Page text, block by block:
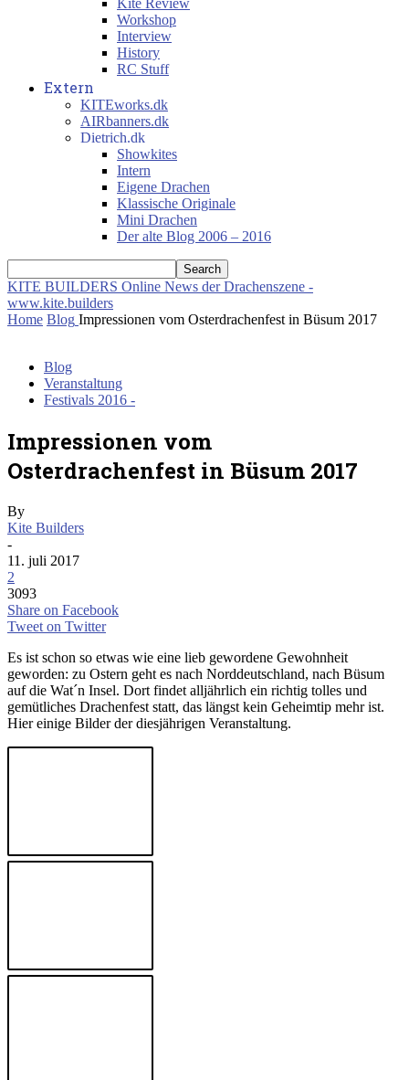
Kite Review
Workshop
Interview
History
RC Stuff
Extern
KITEworks.dk
AIRbanners.dk
Dietrich.dk
Showkites
Intern
Eigene Drachen
Klassische Originale
Mini Drachen
Der alte Blog 2006 – 2016
KITE BUILDERS Online News der Drachenszene -
www.kite.builders
Home Blog Impressionen vom Osterdrachenfest in Büsum 2017
Blog
Veranstaltung
Festivals 2016 -
Impressionen vom
Osterdrachenfest in Büsum 2017
By
Kite Builders
-
11. juli 2017
2
3093
Share on Facebook
Tweet on Twitter
Es ist schon so etwas wie eine lieb gewordene Gewohnheit
geworden: zu Ostern geht es nach Norddeutschland, nach Büsum
auf die Wat´n Insel. Dort findet alljährlich ein richtig tolles und
gemütliches Drachenfest statt, das längst kein Geheimtip mehr ist.
Hier einige Bilder der diesjährigen Veranstaltung.